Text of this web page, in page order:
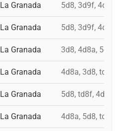
La Granada 5d8, 3d9f, 4d8a,
La Granada 5d8, 3d9f, 4d8,
La Granada 3d8, 4d8a, 5d8,
La Granada 4d8a, 3d8, td8f,
La Granada 5d8, td8f, 4d8a,
La Granada 4d8a, 5d8, td8f,